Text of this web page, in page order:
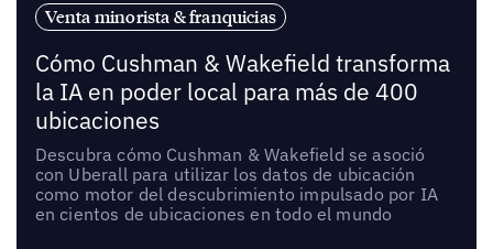
Venta minorista & franquicias
Cómo Cushman & Wakefield transforma
la IA en poder local para más de 400
ubicaciones
Descubra cómo Cushman & Wakefield se asoció
con Uberall para utilizar los datos de ubicación
como motor del descubrimiento impulsado por IA
en cientos de ubicaciones en todo el mundo